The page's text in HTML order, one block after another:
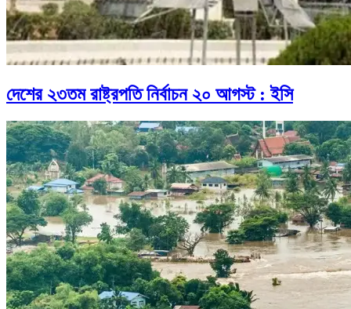
দেশের ২৩তম রাষ্ট্রপতি নির্বাচন ২০ আগস্ট : ইসি